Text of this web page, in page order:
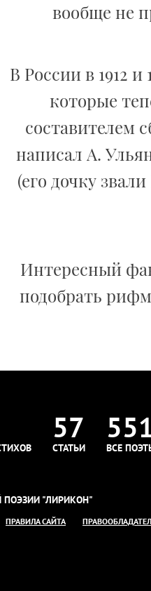
вообще не
В России в 1912
которые
составителем
написал А.
(его дочку
Интересный
подобрать
57
СТАТЬИ ВСЕ
ПОЭЗИИ "ЛИРИКОН"
ПРАВИЛА САЙТА